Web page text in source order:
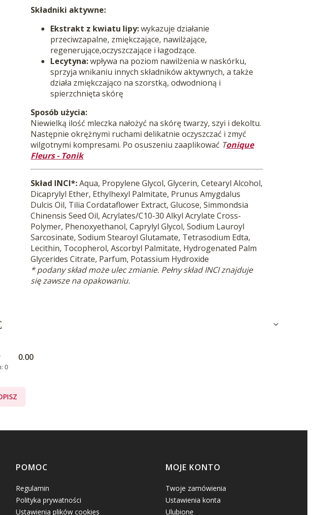
Składniki aktywne:
Ekstrakt z kwiatu lipy:wykazuje działanie
przeciwzapalne, zmiękczające, nawilżające,
regenerujące,oczyszczające i łagodzące.
Lecytyna:wpływa na poziom nawilżenia w naskórku,
sprzyja wnikaniu innych składników aktywnych, a także
działa zmiękczająco na szorstką, odwodnioną i
spierzchnięta skórę
Sposób użycia:
Niewielką ilość mleczka nałożyć na skórę twarzy, szyi i dekoltu.
Następnie okrężnymi ruchami delikatnie oczyszczać i zmyć
wilgotnymi kompresami. Po osuszeniu zaaplikować Tonique
Fleurs - Tonik
Skład INCI*:Aqua, Propylene Glycol, Glycerin, Cetearyl Alcohol,
Dicaprylyl Ether, Ethylhexyl Palmitate, Prunus Amygdalus
Dulcis Oil, Tilia Cordataflower Extract, Glucose, Simmondsia
Chinensis Seed Oil, Acrylates/C10-30 Alkyl Acrylate Cross-
Polymer, Phenoxyethanol, Caprylyl Glycol, Sodium Lauroyl
Sarcosinate, Sodium Stearoyl Glutamate, Tetrasodium Edta,
Lecithin, Tocopherol, Ascorbyl Palmitate, Hydrogenated Palm
Glycerides Citrate, Parfum, Potassium Hydroxide
* podany skład może ulec zmianie. Pełny skład INCI znajduje
się zawsze na opakowaniu.
0.00
0
POMOC
Regulamin
Polityka prywatności
Ustawienia plików cookies
MOJE KONTO
Twoje zamówienia
Ustawienia konta
Ulubione